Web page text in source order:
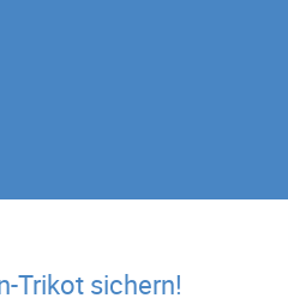
Trikot sichern!